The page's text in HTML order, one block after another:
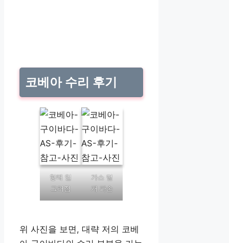
코베아 수리 후기
형태 일
그러짐
가스 덮
개 파손
위 사진을 보면, 대략 저의 코베